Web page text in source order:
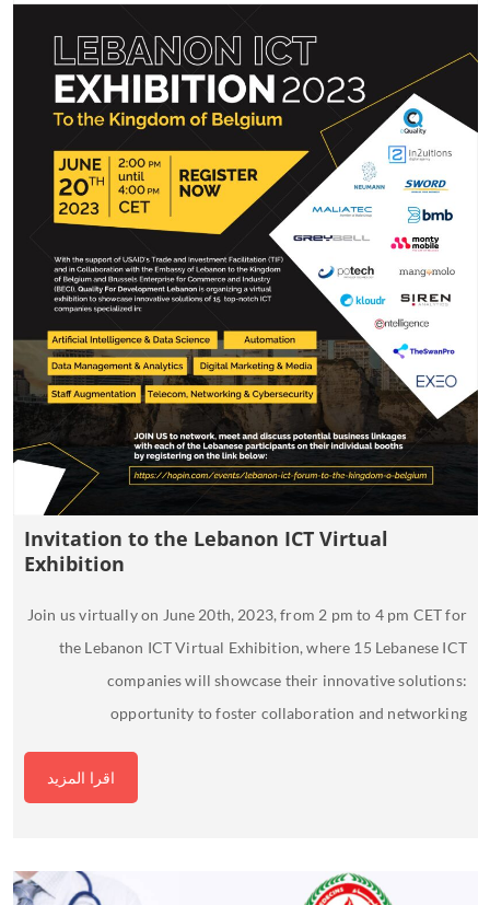
Invitation to the Lebanon ICT Virtual
Exhibition
Join us virtually on June 20th, 2023, from 2 pm to 4 pm CET for
the Lebanon ICT Virtual Exhibition, where 15 Lebanese ICT
companies will showcase their innovative solutions:
opportunity to foster collaboration and networking
اقرا المزيد